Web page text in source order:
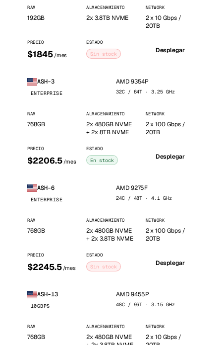
RAM
192GB
ALMACENAMIENTO
2x 3.8TB NVME
NETWORK
2 x 10 Gbps /
20TB
PRECIO
$1845 /mes
ESTADO
Sin stock Desplegar
ASH-3
ENTERPRISE
AMD 9354P
32C / 64T · 3.25 GHz
RAM
768GB
ALMACENAMIENTO
2x 480GB NVME
+ 2x 8TB NVME
NETWORK
2 x 100 Gbps /
20TB
PRECIO
$2206.5 /mes
ESTADO
En stock Desplegar
ASH-6
ENTERPRISE
AMD 9275F
24C / 48T · 4.1 GHz
RAM
768GB
ALMACENAMIENTO
2x 480GB NVME
+ 2x 3.8TB NVME
NETWORK
2 x 100 Gbps /
20TB
PRECIO
$2245.5 /mes
ESTADO
Sin stock Desplegar
ASH-13
10GBPS
AMD 9455P
48C / 96T · 3.15 GHz
RAM
768GB
ALMACENAMIENTO
2x 480GB NVME
NETWORK
2 x 10 Gbps /